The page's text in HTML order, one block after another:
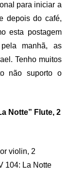
para iniciar a
depois do café,
esta postagem
manhã, as
Tenho muitos
não suporto o
Notte” Flute, 2
violin, 2
104: La Notte